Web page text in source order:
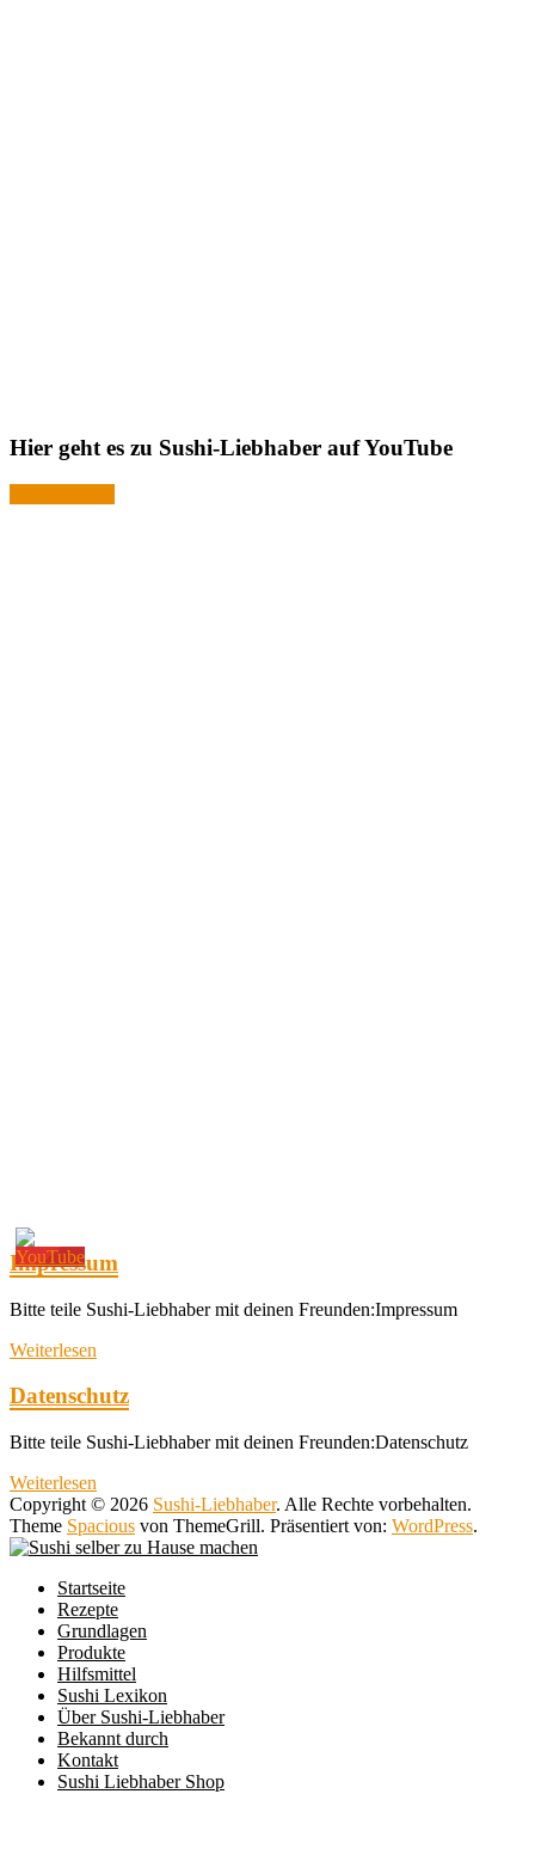
Hier geht es zu Sushi-Liebhaber auf YouTube
Impressum
Bitte teile Sushi-Liebhaber mit deinen Freunden:Impressum
Weiterlesen
Datenschutz
Bitte teile Sushi-Liebhaber mit deinen Freunden:Datenschutz
Weiterlesen
Copyright © 2026 Sushi-Liebhaber. Alle Rechte vorbehalten.
Theme Spacious von ThemeGrill. Präsentiert von: WordPress.
Startseite
Rezepte
Grundlagen
Produkte
Hilfsmittel
Sushi Lexikon
Über Sushi-Liebhaber
Bekannt durch
Kontakt
Sushi Liebhaber Shop